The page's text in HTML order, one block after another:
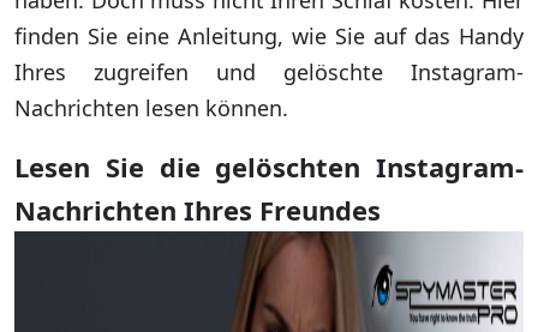
finden Sie eine Anleitung, wie Sie auf das Handy
Ihres zugreifen und gelöschte Instagram-
Nachrichten lesen können.
Lesen Sie die gelöschten Instagram-
Nachrichten Ihres Freundes